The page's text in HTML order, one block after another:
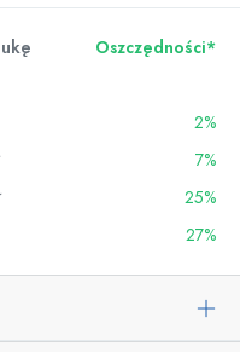
Oszczędności*
2%
7%
25%
27%